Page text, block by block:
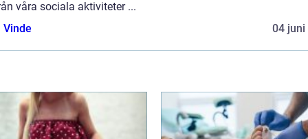
våra sociala aktiviteter ...
Vinde
04 juni